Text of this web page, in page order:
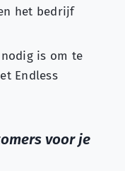
het bedrijf
is om te
Endless
voor je